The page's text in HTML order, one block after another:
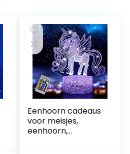
Eenhoorn cadeaus
voor meisjes,
eenhoorn,